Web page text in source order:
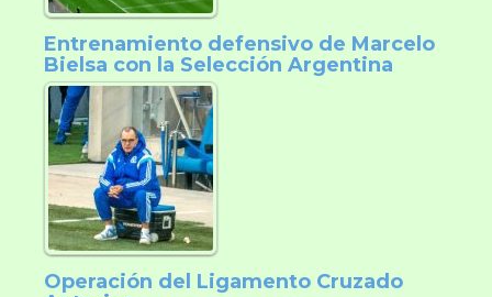
Entrenamiento defensivo de Marcelo
Bielsa con la Selección Argentina
Operación del Ligamento Cruzado